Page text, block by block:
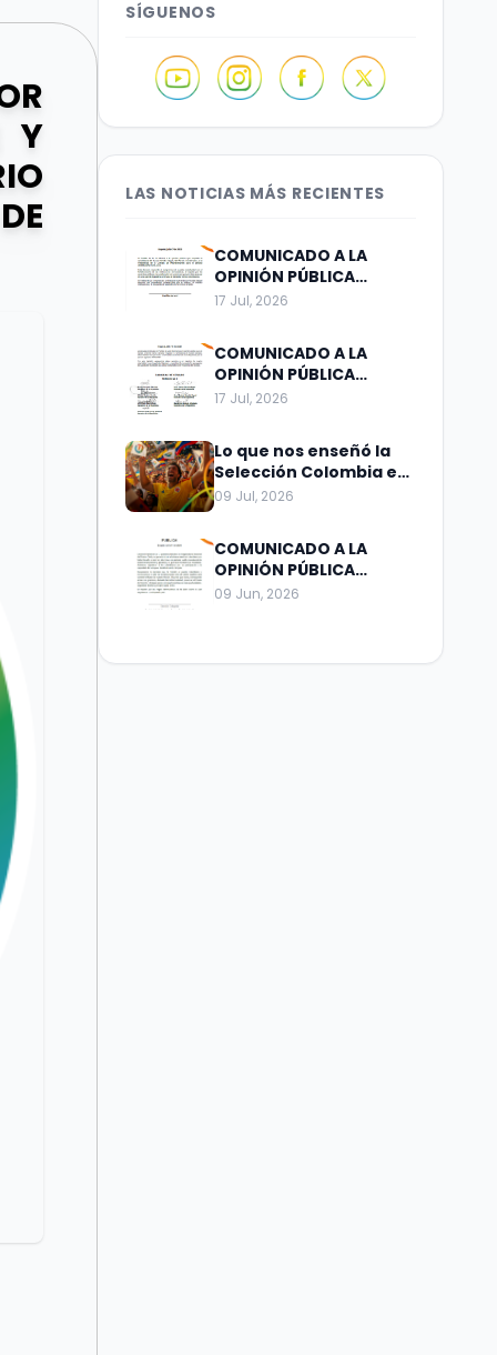
Y
SÍGUENOS
LAS NOTICIAS MÁS RECIENTES
COMUNICADO A LA
OPINIÓN PÚBLICA
Bogotá, julio 17 de 2026
17 Jul, 2026
COMUNICADO A LA
OPINIÓN PÚBLICA
Bogotá, julio 15 de 2026
17 Jul, 2026
Lo que nos enseñó la
Selección Colombia en
el Mundial
09 Jul, 2026
COMUNICADO A LA
OPINIÓN PÚBLICA
Bogotá, junio 01 de
09 Jun, 2026